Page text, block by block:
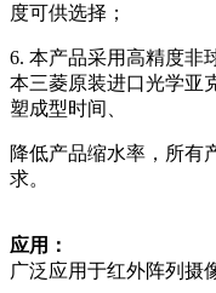
度可供选择；
6. 本产品采用高精度非球
本三菱原装进口光学亚
塑成型时间、
降低产品缩水率，所
求。
应用：
广泛应用于红外阵列摄像机